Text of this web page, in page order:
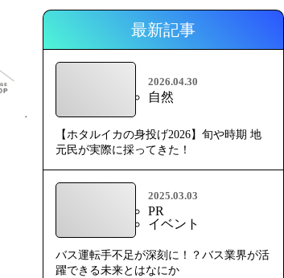
最新記事
2026.04.30
自然
【ホタルイカの身投げ2026】旬や時期 地
元民が実際に採ってきた！
2025.03.03
PR
イベント
バス運転手不足が深刻に！？バス業界が活
躍できる未来とはなにか